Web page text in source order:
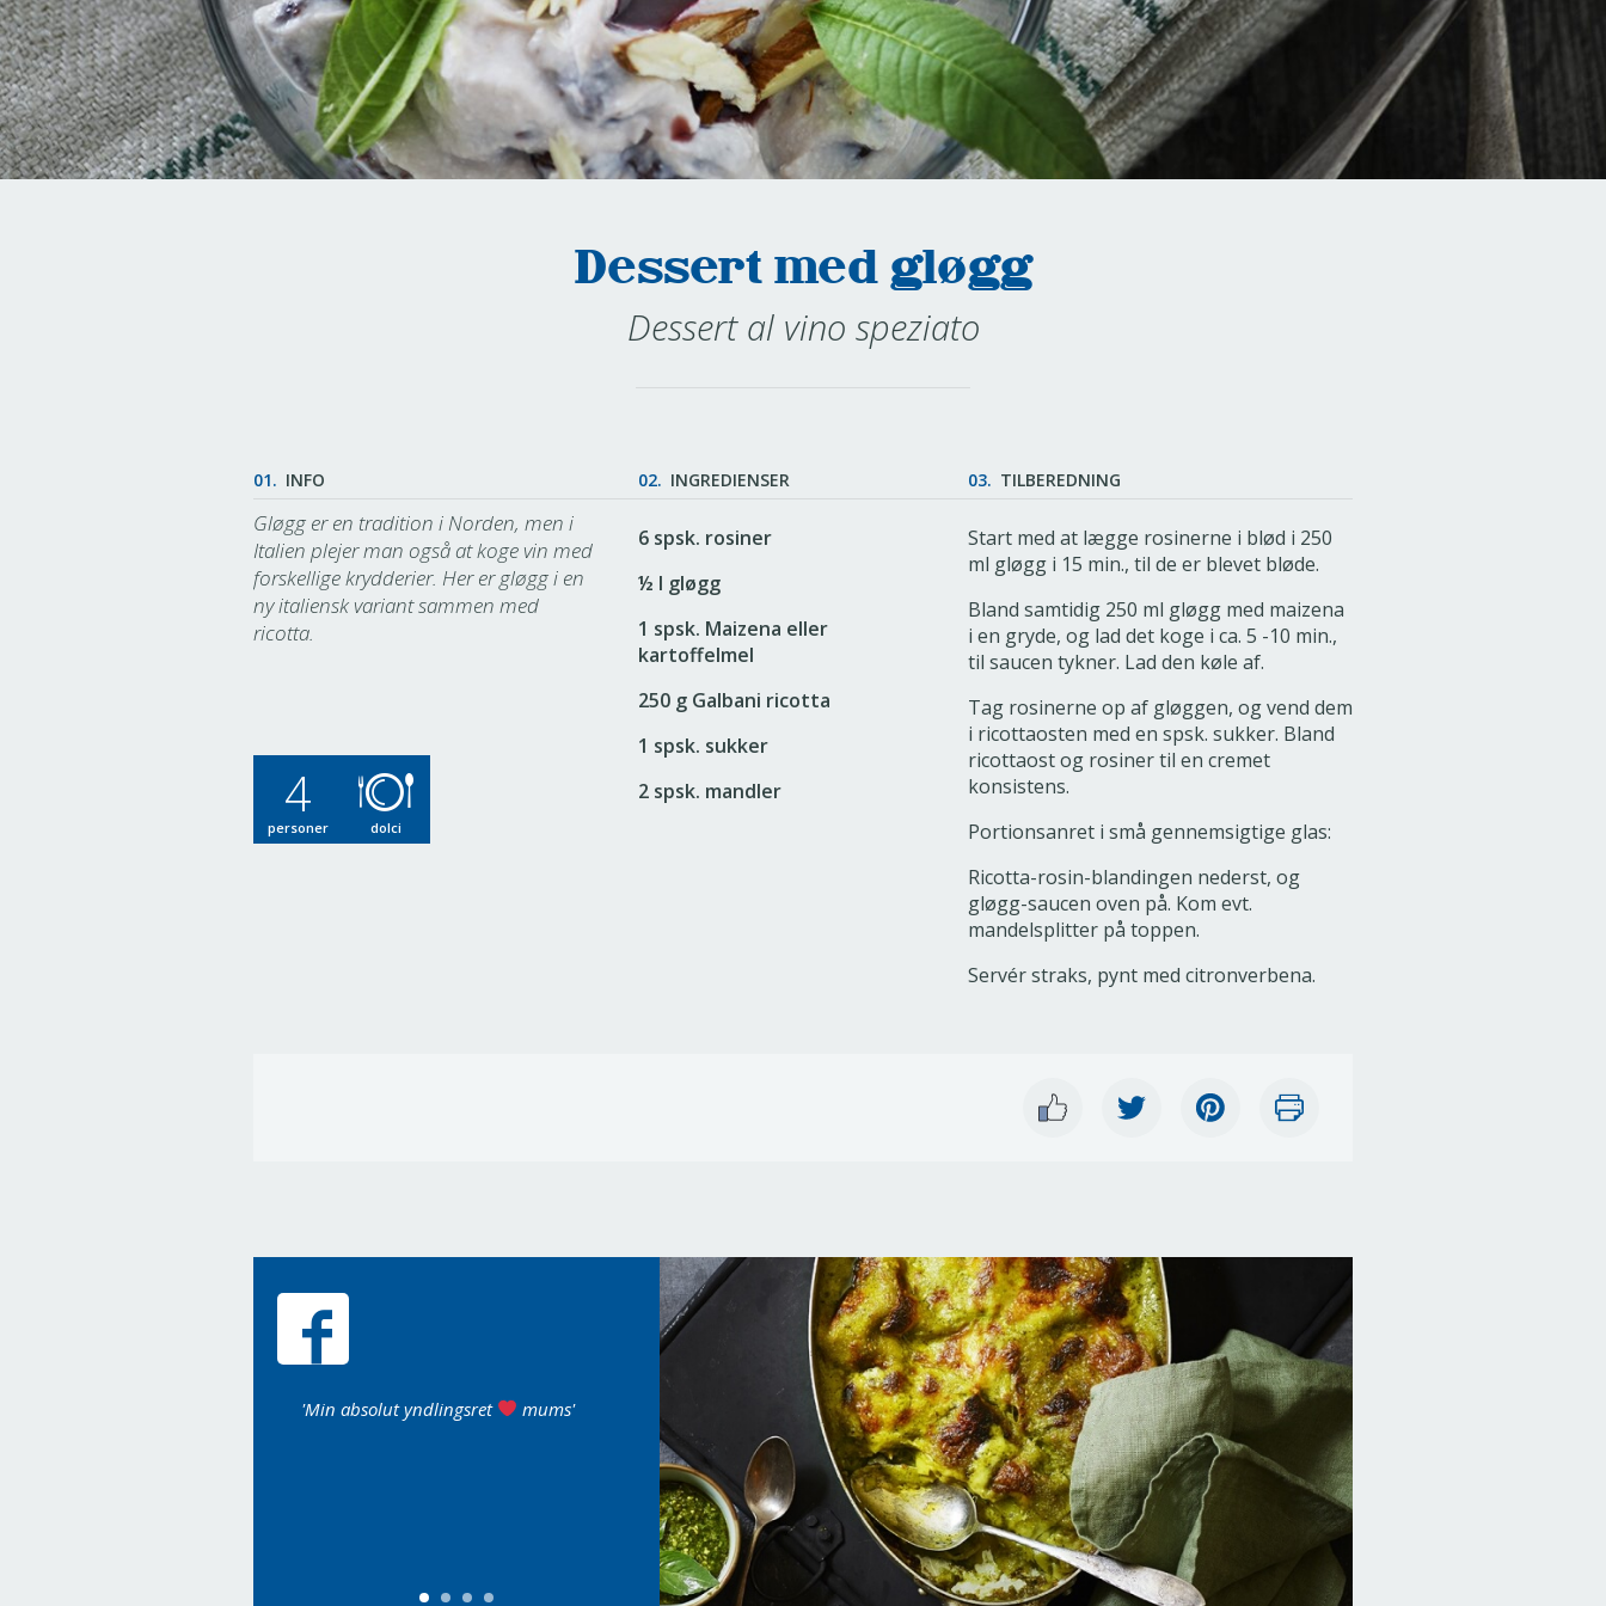
Dessert med gløgg
Dessert al vino speziato
01. INFO
Gløgg er en tradition i Norden, men i
Italien plejer man også at koge vin med
forskellige krydderier. Her er gløgg i en
ny italiensk variant sammen med
ricotta.
4
personer dolci
02. INGREDIENSER
6 spsk. rosiner
½ l gløgg
1 spsk. Maizena eller
kartoffelmel
250 g Galbani ricotta
1 spsk. sukker
2 spsk. mandler
03. TILBEREDNING
Start med at lægge rosinerne i blød i 250
ml gløgg i 15 min., til de er blevet bløde.
Bland samtidig 250 ml gløgg med maizena
i en gryde, og lad det koge i ca. 5 -10 min.,
til saucen tykner. Lad den køle af.
Tag rosinerne op af gløggen, og vend dem
i ricottaosten med en spsk. sukker. Bland
ricottaost og rosiner til en cremet
konsistens.
Portionsanret i små gennemsigtige glas:
Ricotta-rosin-blandingen nederst, og
gløgg-saucen oven på. Kom evt.
mandelsplitter på toppen.
Servér straks, pynt med citronverbena.
mums'
'Jeg laver altid jeres version, når vi får
'Det er de bedste italienske opskrifter
og nemme'
'Svalerne, der skriger i luften, den
behagelige duft af Ragu, som koger ind
og endeløse varme dage - det er, hvad
jeg allermest forbinder Italien med
'